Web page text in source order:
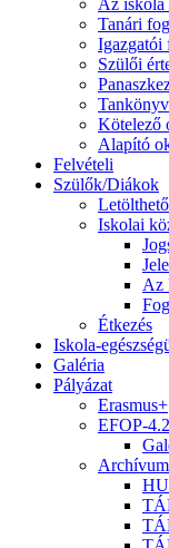
Az iskola
Tanári
Igazgatói
Szülői
Kötelező
Alapító
Felvételi
Szülők/Diákok
Iskolai
Az
Étkezés
Iskola-
Galéria
Pályázat
Erasmus+
EFOP-
Archívum